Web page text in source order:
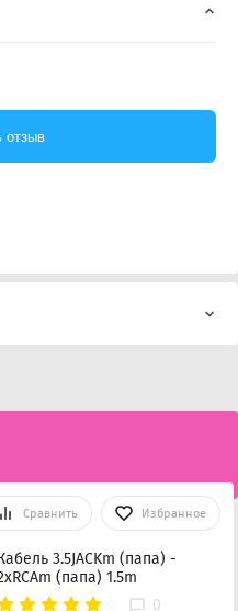
отзыв
Сравнить Избранное
3.5JACKm (папа) -
(папа) 1.5m
0